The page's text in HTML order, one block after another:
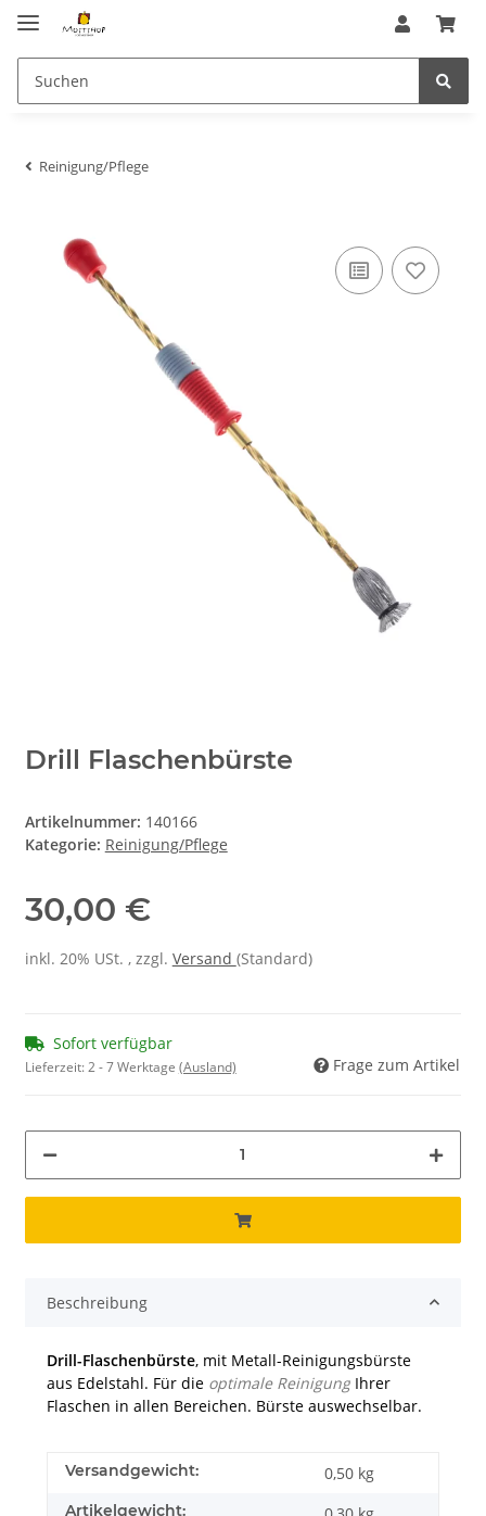
Reinigung/Pflege
Drill Flaschenbürste
Artikelnummer: 140166
Kategorie: Reinigung/Pflege
30,00 €
inkl. 20% USt. , zzgl. Versand (Standard)
Sofort verfügbar
Lieferzeit:2 - 7 Werktage (Ausland) Frage zum Artikel
Beschreibung
Drill-Flaschenbürste, mit Metall-Reinigungsbürste
aus Edelstahl. Für die optimale ReinigungIhrer
Flaschen in allen Bereichen. Bürste auswechselbar.
Versandgewicht: 0,50 kg
Artikelgewicht: